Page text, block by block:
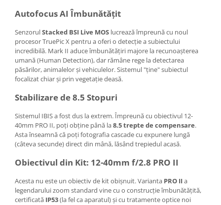
Autofocus AI Îmbunătățit
SenzorulStacked BSI Live MOS lucrează împreună cu noul
procesor TruePic X pentru a oferi o detecție a subiectului
incredibilă. Mark II aduce îmbunătățiri majore la recunoașterea
umană (Human Detection), dar rămâne rege la detectarea
păsărilor, animalelor și vehiculelor. Sistemul "ține" subiectul
focalizat chiar și prin vegetație deasă.
Stabilizare de 8.5 Stopuri
Sistemul IBIS a fost dus la extrem. Împreună cu obiectivul 12-
40mm PRO II, poți obține până la8.5 trepte de compensare.
Asta înseamnă că poți fotografia cascade cu expunere lungă
(câteva secunde) direct din mână, lăsând trepiedul acasă.
Obiectivul din Kit: 12-40mm f/2.8 PRO II
Acesta nu este un obiectiv de kit obișnuit. Varianta PRO II a
legendarului zoom standard vine cu o construcție îmbunătățită,
certificată IP53(la fel ca aparatul) și cu tratamente optice noi